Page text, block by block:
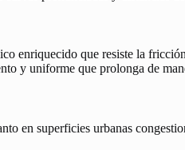
enriquecido que resiste la
y uniforme que prolonga de
en superficies urbanas